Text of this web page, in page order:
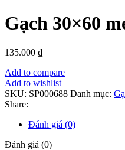
Gạch 30×60
135.000 ₫
Add to compare
Add to wishlist
SKU: SP000688 Danh mục:
Share:
Đánh giá (0)
Đánh giá (0)